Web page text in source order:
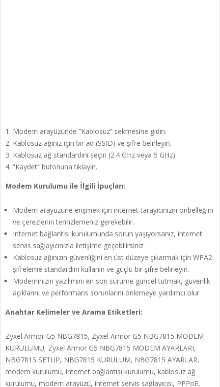
Modem arayüzünde “Kablosuz” sekmesine gidin.
Kablosuz ağınız için bir ad (SSID) ve şifre belirleyin.
Kablosuz ağ standardını seçin (2.4 GHz veya 5 GHz).
“Kaydet” butonuna tıklayın.
Modem Kurulumu ile İlgili İpuçları:
Modem arayüzüne erişmek için internet tarayıcınızın önbelleğini
ve çerezlerini temizlemeniz gerekebilir.
Internet bağlantısı kurulumunda sorun yaşıyorsanız, internet
servis sağlayıcınızla iletişime geçebilirsiniz.
Kablosuz ağınızın güvenliğini en üst düzeye çıkarmak için WPA2
şifreleme standardını kullanın ve güçlü bir şifre belirleyin.
Modeminizin yazılımını en son sürüme güncel tutmak, güvenlik
açıklarını ve performans sorunlarını önlemeye yardımcı olur.
Anahtar Kelimeler ve Arama Etiketleri:
Zyxel Armor G5 NBG7815, Zyxel Armor G5 NBG7815 MODEM
KURULUMU, Zyxel Armor G5 NBG7815 MODEM AYARLARI,
NBG7815 SETUP, NBG7815 KURULUM, NBG7815 AYARLAR,
modem kurulumu, internet bağlantısı kurulumu, kablosuz ağ
kurulumu, modem arayüzü, internet servis sağlayıcısı, PPPoE,